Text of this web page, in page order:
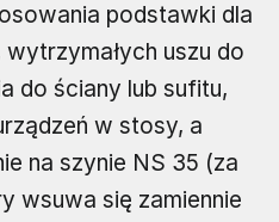
podstawki dla
uszu do
do ściany lub sufitu,
w stosy, a
na szynie NS 35 (za
wsuwa się zamiennie